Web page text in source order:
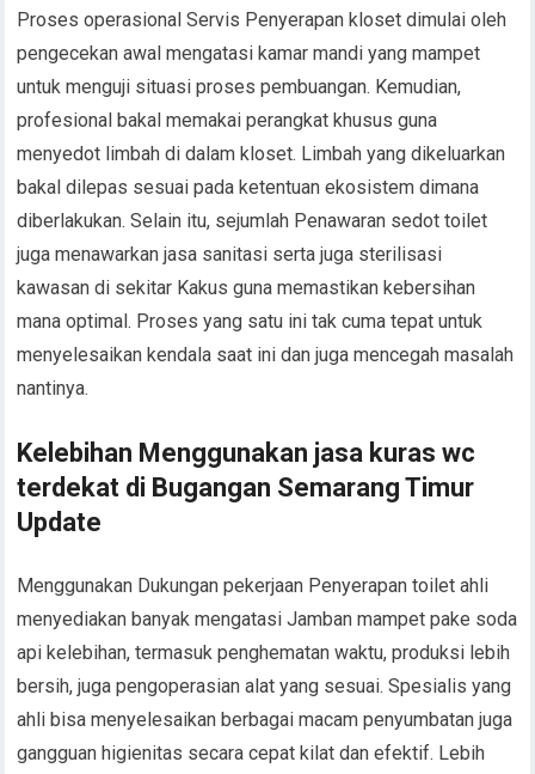
Proses operasional Servis Penyerapan kloset dimulai oleh
pengecekan awal mengatasi kamar mandi yang mampet
untuk menguji situasi proses pembuangan. Kemudian,
profesional bakal memakai perangkat khusus guna
menyedot limbah di dalam kloset. Limbah yang dikeluarkan
bakal dilepas sesuai pada ketentuan ekosistem dimana
diberlakukan. Selain itu, sejumlah Penawaran sedot toilet
juga menawarkan jasa sanitasi serta juga sterilisasi
kawasan di sekitar Kakus guna memastikan kebersihan
mana optimal. Proses yang satu ini tak cuma tepat untuk
menyelesaikan kendala saat ini dan juga mencegah masalah
nantinya.
Kelebihan Menggunakan jasa kuras wc
terdekat di Bugangan Semarang Timur
Update
Menggunakan Dukungan pekerjaan Penyerapan toilet ahli
menyediakan banyak mengatasi Jamban mampet pake soda
api kelebihan, termasuk penghematan waktu, produksi lebih
bersih, juga pengoperasian alat yang sesuai. Spesialis yang
ahli bisa menyelesaikan berbagai macam penyumbatan juga
gangguan higienitas secara cepat kilat dan efektif. Lebih